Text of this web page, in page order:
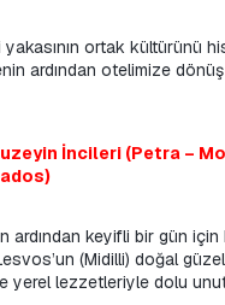
yakasının ortak kültürünü
ardından otelimize
İncileri (Petra –
ardından keyifli bir gün
(Midilli) doğal
yerel lezzetleriyle dolu